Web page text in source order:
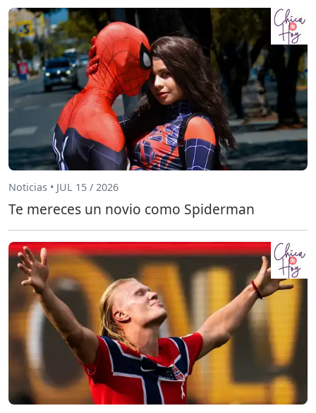
Noticias • JUL 15 / 2026
Te mereces un novio como Spiderman